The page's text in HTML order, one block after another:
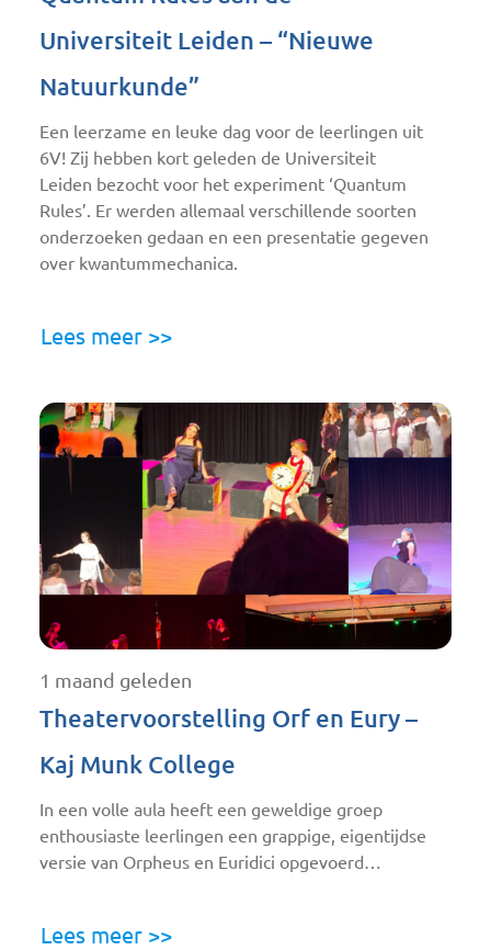
Universiteit Leiden – “Nieuwe
Natuurkunde”
Een leerzame en leuke dag voor de leerlingen uit
6V! Zij hebben kort geleden de Universiteit
Leiden bezocht voor het experiment ‘Quantum
Rules’. Er werden allemaal verschillende soorten
onderzoeken gedaan en een presentatie gegeven
over kwantummechanica.
Lees meer >>
1 maand geleden
Theatervoorstelling Orf en Eury –
Kaj Munk College
In een volle aula heeft een geweldige groep
enthousiaste leerlingen een grappige, eigentijdse
versie van Orpheus en Euridici opgevoerd…
Lees meer >>